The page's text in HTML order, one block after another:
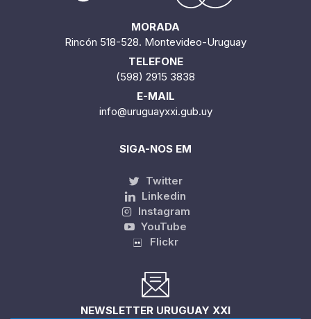
MORADA
Rincón 518-528. Montevideo-Uruguay
TELEFONE
(598) 2915 3838
E-MAIL
info@uruguayxxi.gub.uy
SIGA-NOS EM
Twitter
Linkedin
Instagram
YouTube
Flickr
NEWSLETTER URUGUAY XXI